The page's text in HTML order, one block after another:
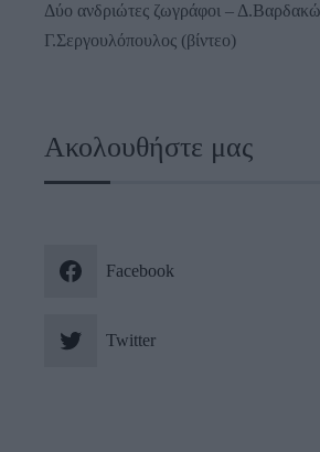
Δύο ανδριώτες ζωγράφοι –
Γ.Σεργουλόπουλος (βίντεο)
Ακολουθήστε μας
Facebook
Twitter